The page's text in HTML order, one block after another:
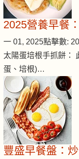
2025營養早餐
一 01, 2025點擊數:
太陽蛋培根手抓餅：
蛋、培根)…
豐盛早餐盤：